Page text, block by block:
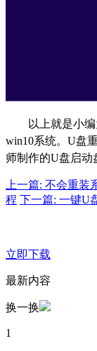
以上就是小
win10系统。U盘
师制作的U盘启动
上一篇: 不会重装
程 下一篇: 一键U
立即下载
最新内容
换一换
1